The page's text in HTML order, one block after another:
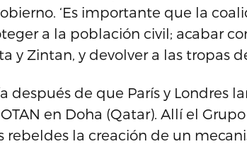
‘Es importante que la
a la población civil; acabar
y Zintan, y devolver a las tropas
después de que París y Londres
en Doha (Qatar). Allí el
rebeldes la creación de un